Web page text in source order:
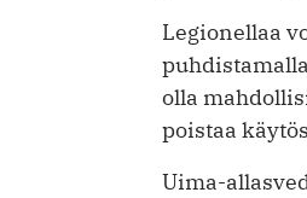
Legionellaa
olla
poistaa
Uima-